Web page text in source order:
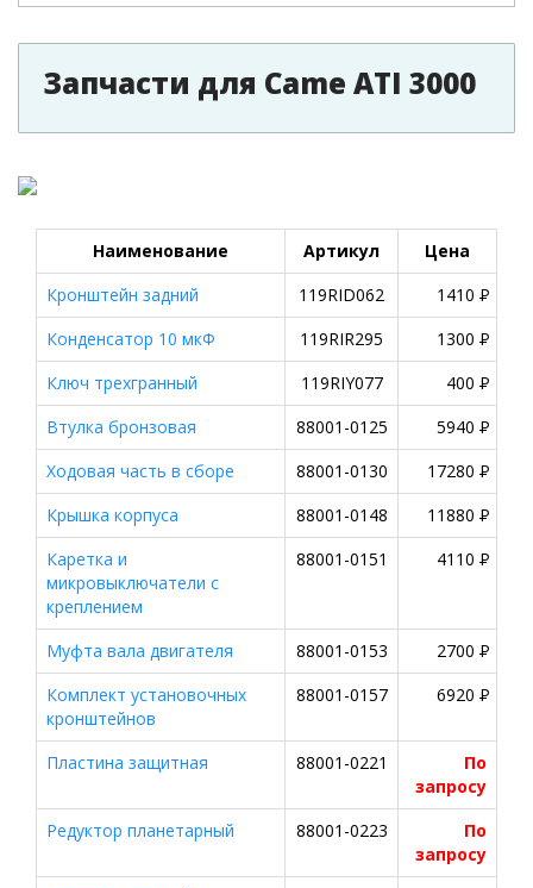
Запчасти для Came ATI 3000
Наименование Артикул
Цена
Кронштейн задний
119RID062 1410P
Конденсатор 10 мкФ
119RIR295 1300P
Ключ трехгранный
119RIY077 400P
Втулка бронзовая
88001-0125 5940P
Ходовая часть в сборе
88001-0130 17280P
Крышка корпуса
88001-0148 11880P
Каретка и
микровыключатели с
креплением
88001-0151 4110P
Муфта вала двигателя 88001-0153 2700P
Комплект установочных
кронштейнов
88001-0157 6920P
Пластина защитная 88001-0221
По
запросу
Редуктор планетарный
88001-0223
По
запросу